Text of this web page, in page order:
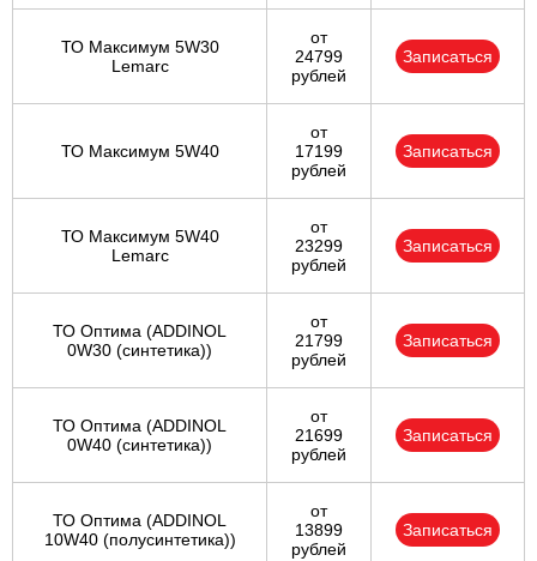
ТО Максимум 5W30
Lemarc
от
24799
рублей
Записаться
ТО Максимум 5W40
от
17199
рублей
Записаться
ТО Максимум 5W40
Lemarc
от
23299
рублей
Записаться
ТО Оптима (ADDINOL
0W30 (синтетика))
от
21799
рублей
Записаться
ТО Оптима (ADDINOL
0W40 (синтетика))
от
21699
рублей
Записаться
ТО Оптима (ADDINOL
10W40 (полусинтетика))
от
13899
рублей
Записаться